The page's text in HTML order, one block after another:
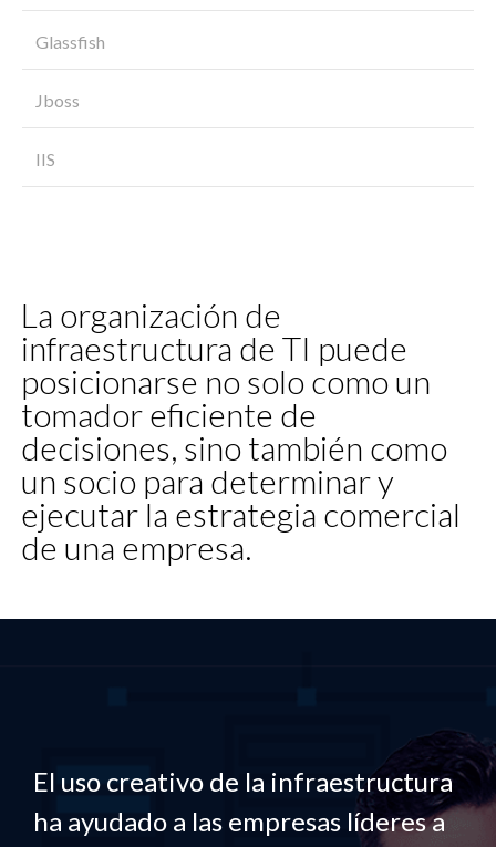
Glassfish
Jboss
IIS
La organización de
infraestructura de TI puede
posicionarse no solo como un
tomador eficiente de
decisiones, sino también como
un socio para determinar y
ejecutar la estrategia comercial
de una empresa.
El uso creativo de la infraestructura
ha ayudado a las empresas líderes a